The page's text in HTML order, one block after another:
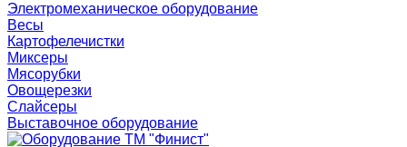
Электромеханическое оборудование
Весы
Картофелечистки
Миксеры
Мясорубки
Овощерезки
Слайсеры
Выставочное оборудование